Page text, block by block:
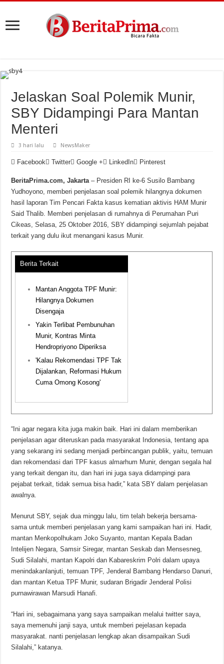
Jelaskan Soal Polemik Munir,
SBY Didampingi Para Mantan
Menteri
3 hari lalu NewsMaker
Facebook Twitter Google + LinkedIn Pinterest
BeritaPrima.com, Jakarta – Presiden RI ke-6 Susilo Bambang
Yudhoyono, memberi penjelasan soal polemik hilangnya dokumen
hasil laporan Tim Pencari Fakta kasus kematian aktivis HAM Munir
Said Thalib. Memberi penjelasan di rumahnya di Perumahan Puri
Cikeas, Selasa, 25 Oktober 2016, SBY didampingi sejumlah pejabat
terkait yang dulu ikut menangani kasus Munir.
Berita Terkait
Mantan Anggota TPF Munir:
Hilangnya Dokumen
Disengaja
Yakin Terlibat Pembunuhan
Munir, Kontras Minta
Hendropriyono Diperiksa
'Kalau Rekomendasi TPF Tak
Dijalankan, Reformasi Hukum
Cuma Omong Kosong'
“Ini agar negara kita juga makin baik. Hari ini dalam memberikan
penjelasan agar diteruskan pada masyarakat Indonesia, tentang apa
yang sekarang ini sedang menjadi perbincangan publik, yaitu, temuan
dan rekomendasi dari TPF kasus almarhum Munir, dengan segala hal
yang terkait dengan itu, dan hari ini juga saya didampingi para
pejabat terkait, tidak semua bisa hadir,” kata SBY dalam penjelasan
awalnya.
Menurut SBY, sejak dua minggu lalu, tim telah bekerja bersama-
sama untuk memberi penjelasan yang kami sampaikan hari ini. Hadir,
mantan Menkopolhukam Joko Suyanto, mantan Kepala Badan
Intelijen Negara, Samsir Siregar, mantan Seskab dan Mensesneg,
Sudi Silalahi, mantan Kapolri dan Kabareskrim Polri dalam upaya
menindakanlanjuti, temuan TPF, Jenderal Bambang Hendarso Danuri,
dan mantan Ketua TPF Munir, sudaran Brigadir Jenderal Polisi
purnawirawan Marsudi Hanafi.
“Hari ini, sebagaimana yang saya sampaikan melalui twitter saya,
saya memenuhi janji saya, untuk memberi pejelasan kepada
masyarakat. nanti penjelasan lengkap akan disampaikan Sudi
Silalahi,” katanya.